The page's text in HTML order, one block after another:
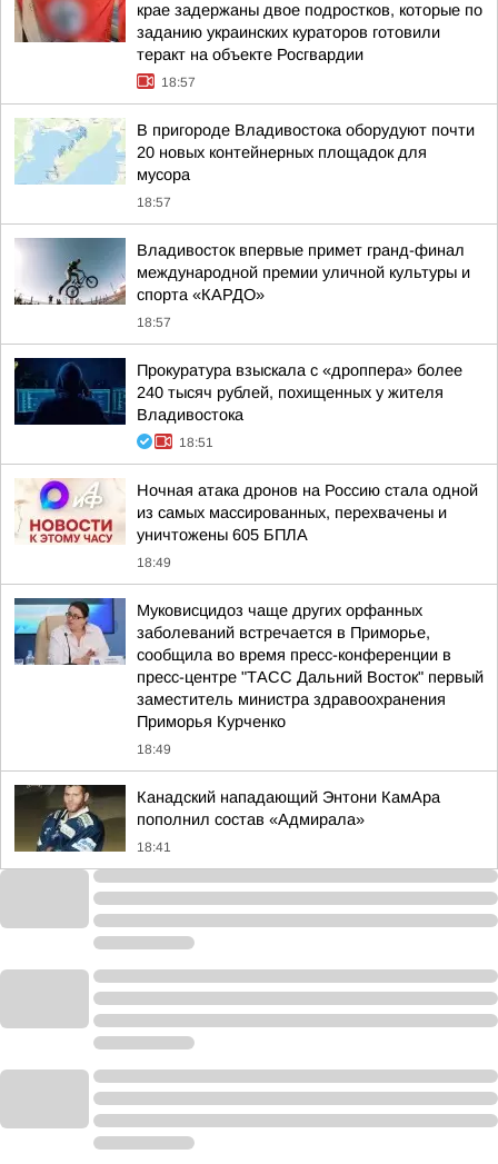
крае задержаны двое подростков, которые по
заданию украинских кураторов готовили
теракт на объекте Росгвардии
18:57
В пригороде Владивостока оборудуют почти
20 новых контейнерных площадок для
мусора
18:57
Владивосток впервые примет гранд-финал
международной премии уличной культуры и
спорта «КАРДО»
18:57
Прокуратура взыскала с «дроппера» более
240 тысяч рублей, похищенных у жителя
Владивостока
18:51
Ночная атака дронов на Россию стала одной
из самых массированных, перехвачены и
уничтожены 605 БПЛА
18:49
Муковисцидоз чаще других орфанных
заболеваний встречается в Приморье,
сообщила во время пресс-конференции в
пресс-центре "ТАСС Дальний Восток" первый
заместитель министра здравоохранения
Приморья Курченко
18:49
Канадский нападающий Энтони КамАра
пополнил состав «Адмирала»
18:41